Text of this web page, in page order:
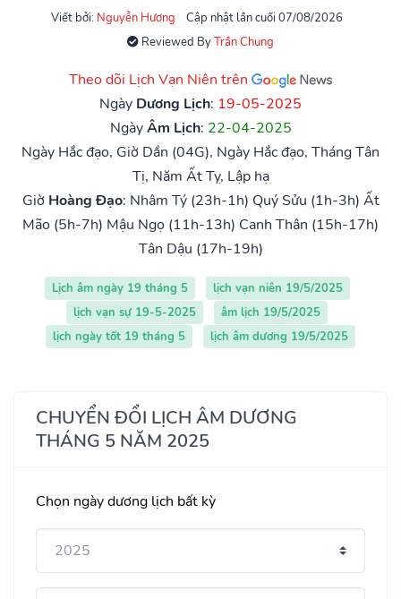
Viết bởi: Nguyễn Hương
Cập nhật lần cuối 07/08/2026
Reviewed ByTrần Chung
Theo dõi Lịch Vạn Niên trên
Ngày Dương Lịch: 19-05-2025
NgàyÂm Lịch: 22-04-2025
Ngày Hắc đạo, Giờ Dần (04G), Ngày Hắc đạo, Tháng Tân
Tị, Năm Ất Tỵ, Lập hạ
Giờ Hoàng Đạo: Nhâm Tý (23h-1h) Quý Sửu (1h-3h) Ất
Mão (5h-7h) Mậu Ngọ (11h-13h) Canh Thân (15h-17h)
Tân Dậu (17h-19h)
Lịch âm ngày 19 tháng 5
lịch vạn niên 19/5/2025
lịch vạn sự 19-5-2025
âm lịch 19/5/2025
lịch ngày tốt 19 tháng 5
lịch âm dương 19/5/2025
CHUYỂN ĐỔI LỊCH ÂM DƯƠNG
THÁNG 5 NĂM 2025
Chọn ngày dương lịch bất kỳ